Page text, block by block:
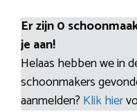
Er zijn 0
je aan!
Helaas hebben we in
schoonmakers
aanmelden? Klik hier